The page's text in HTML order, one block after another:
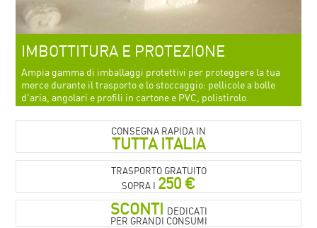
IMBOTTITURA E PROTEZIONE
Ampia gamma di imballaggi protettivi per proteggere la tua
merce durante il trasporto e lo stoccaggio: pellicole a bolle
d'aria, angolari e profili in cartone e PVC, polistirolo.
CONSEGNA RAPIDA IN
TUTTA ITALIA
TRASPORTO GRATUITO
SOPRA I 250 €
SCONTI DEDICATI
PER GRANDI CONSUMI